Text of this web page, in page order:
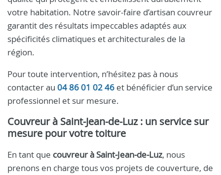
votre habitation. Notre savoir-faire d’artisan couvreur
garantit des résultats impeccables adaptés aux
spécificités climatiques et architecturales de la
région.
Pour toute intervention, n’hésitez pas à nous
contacter au 04 86 01 02 46 et bénéficier d’un service
professionnel et sur mesure.
Couvreur à Saint‑Jean‑de‑Luz: un service sur
mesure pour votre toiture
En tant que couvreur à Saint‑Jean‑de‑Luz, nous
prenons en charge tous vos projets de couverture, de